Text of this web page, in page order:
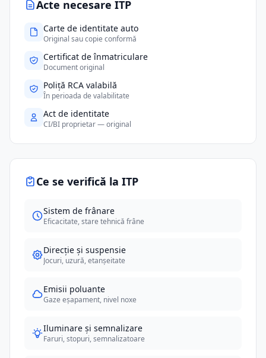
Acte necesare ITP
Carte de identitate auto
Original sau copie conformă
Certificat de înmatriculare
Document original
Poliță RCA valabilă
În perioada de valabilitate
Act de identitate
CI/BI proprietar — original
Ce se verifică la ITP
Sistem de frânare
Eficacitate, stare tehnică frâne
Direcție și suspensie
Jocuri, uzură, etanșeitate
Emisii poluante
Gaze eșapament, nivel noxe
Iluminare și semnalizare
Faruri, stopuri, semnalizatoare